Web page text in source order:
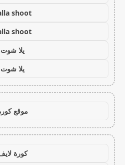
shoot
shoot
يلا شوت
يلا شوت
موقع
كورة